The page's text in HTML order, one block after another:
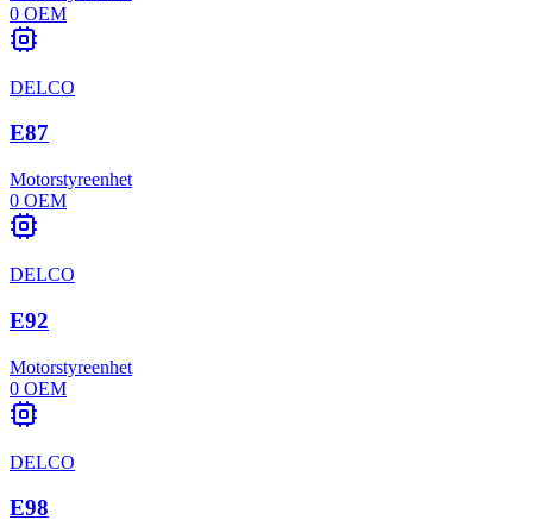
0 OEM
DELCO
E87
Motorstyreenhet
0 OEM
DELCO
E92
Motorstyreenhet
0 OEM
DELCO
E98